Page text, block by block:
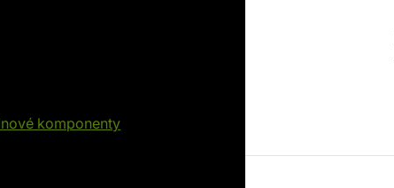
komponenty